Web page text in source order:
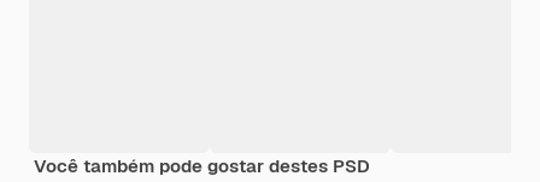
Você também pode gostar destes PSD